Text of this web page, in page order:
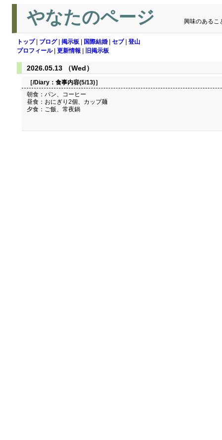
やなたのページ 興味のあるこ
トップ| ブログ| 掲示板 国際結婚 セブ| 登山
プロフィール| 更新情報 旧掲示板
2026.05.13 （Wed）
［/Diary： 食事内容(5/13)］
朝食：パン、コーヒー
昼食：おにぎり2個、カップ麺
夕食：ご飯、常夜鍋